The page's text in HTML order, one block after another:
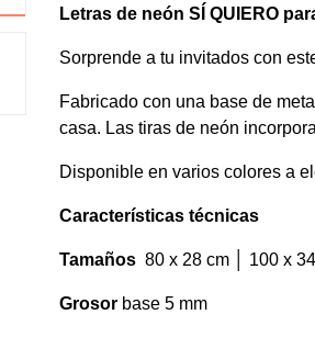
Letras de neón SÍ QUIERO
Sorprende a tu invitados con
Fabricado con una base de
casa. Las tiras de neón
Disponible en varios colores a
Características técnicas
Tamaños 80 x 28 cm │ 100 x
Grosor base 5 mm